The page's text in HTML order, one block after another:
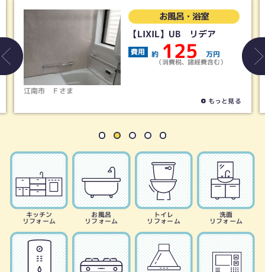
江南市 Ｆさま
お風呂・浴室
【LIXIL】UB リデア
費用 約 125 万円
（消費税、諸経費含む）
もっと見る
キッチン
リフォーム
お風呂
リフォーム
トイレ
リフォーム
洗面
リフォーム